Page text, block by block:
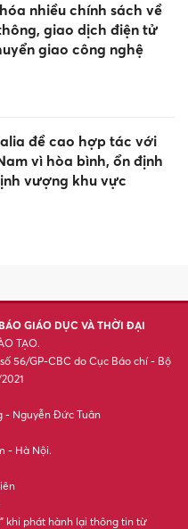
nhiều chính sách về
giao dịch điện tử
giao công nghệ
đề cao hợp tác với
vì hòa bình, ổn định
vượng khu vực
GIÁO DỤC VÀ THỜI ĐẠI
TẠO.
56/GP-CBC do Cục Báo chí - Bộ
- Nguyễn Đức Tuân
- Hà Nội.
khi phát hành lại thông tin từ